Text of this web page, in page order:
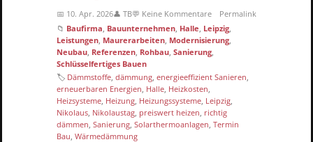
📅 10. Apr. 2026👤 TB💬 Keine Kommentare
Permalink
📁 Baufirma Bauunternehmen Halle Leipzig
Leistungen Maurerarbeiten Modernisierung
Neubau Referenzen Rohbau Sanierung
Schlüsselfertiges Bauen
🏷 Dämmstoffe dämmung energieeffizient Sanieren
erneuerbaren Energien Halle Heizkosten
Heizsysteme Heizung Heizungssysteme Leipzig
Nikolaus Nikolaustag preiswert heizen richtig
dämmen Sanierung Solarthermoanlagen Termin
Bau Wärmedämmung